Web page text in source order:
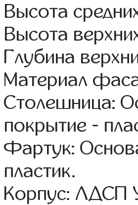
Высота
Высота
Глубина
Материал
Столешница:
покрытие -
Фартук:
пластик.
Корпус: ЛДСП